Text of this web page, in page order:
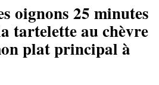
oignons 25 minutes
tartelette au chèvre
plat principal à